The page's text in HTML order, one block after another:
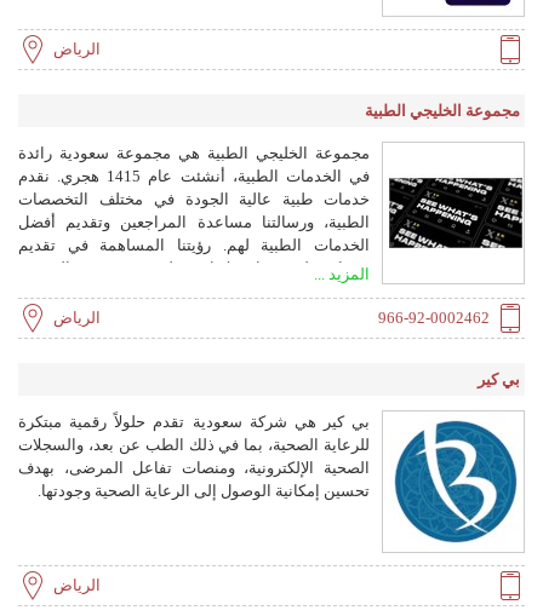
الرياض
مجموعة الخليجي الطبية
مجموعة الخليجي الطبية هي مجموعة سعودية رائدة
في الخدمات الطبية، أنشئت عام 1415 هجري. نقدم
خدمات طبية عالية الجودة في مختلف التخصصات
الطبية، ورسالتنا مساعدة المراجعين وتقديم أفضل
الخدمات الطبية لهم. رؤيتنا المساهمة في تقديم
خدمات طبية وبناء علاقات وطيدة وقوية مع المجتمع
المزيد ...
966-92-0002462 الرياض
بي كير
بي كير هي شركة سعودية تقدم حلولاً رقمية مبتكرة
للرعاية الصحية، بما في ذلك الطب عن بعد، والسجلات
الصحية الإلكترونية، ومنصات تفاعل المرضى، بهدف
تحسين إمكانية الوصول إلى الرعاية الصحية وجودتها.
الرياض